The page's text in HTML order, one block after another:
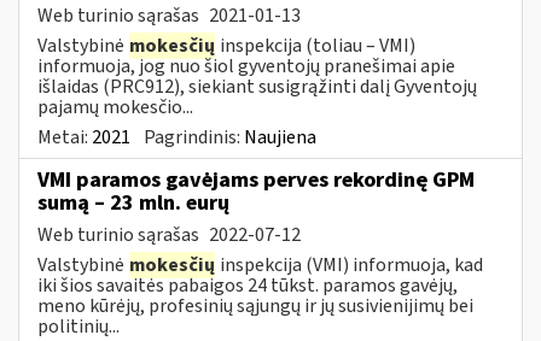
Web turinio sąrašas 2021-01-13
Valstybinė mokesčių inspekcija (toliau – VMI)
informuoja, jog nuo šiol gyventojų pranešimai apie
išlaidas (PRC912), siekiant susigrąžinti dalį Gyventojų
pajamų mokesčio...
Metai: 2021 Pagrindinis: Naujiena
VMI paramos gavėjams perves rekordinę GPM
sumą – 23 mln. eurų
Web turinio sąrašas 2022-07-12
Valstybinė mokesčių inspekcija (VMI) informuoja, kad
iki šios savaitės pabaigos 24 tūkst. paramos gavėjų,
meno kūrėjų, profesinių sąjungų ir jų susivienijimų bei
politinių...